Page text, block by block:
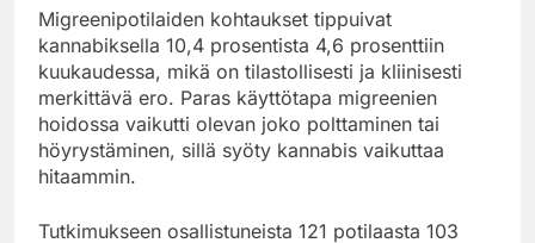
Migreenipotilaiden kohtaukset tippuivat
kannabiksella 10,4 prosentista 4,6 prosenttiin
kuukaudessa, mikä on tilastollisesti ja kliinisesti
merkittävä ero. Paras käyttötapa migreenien
hoidossa vaikutti olevan joko polttaminen tai
höyrystäminen, sillä syöty kannabis vaikuttaa
hitaammin.
Tutkimukseen osallistuneista 121 potilaasta 103